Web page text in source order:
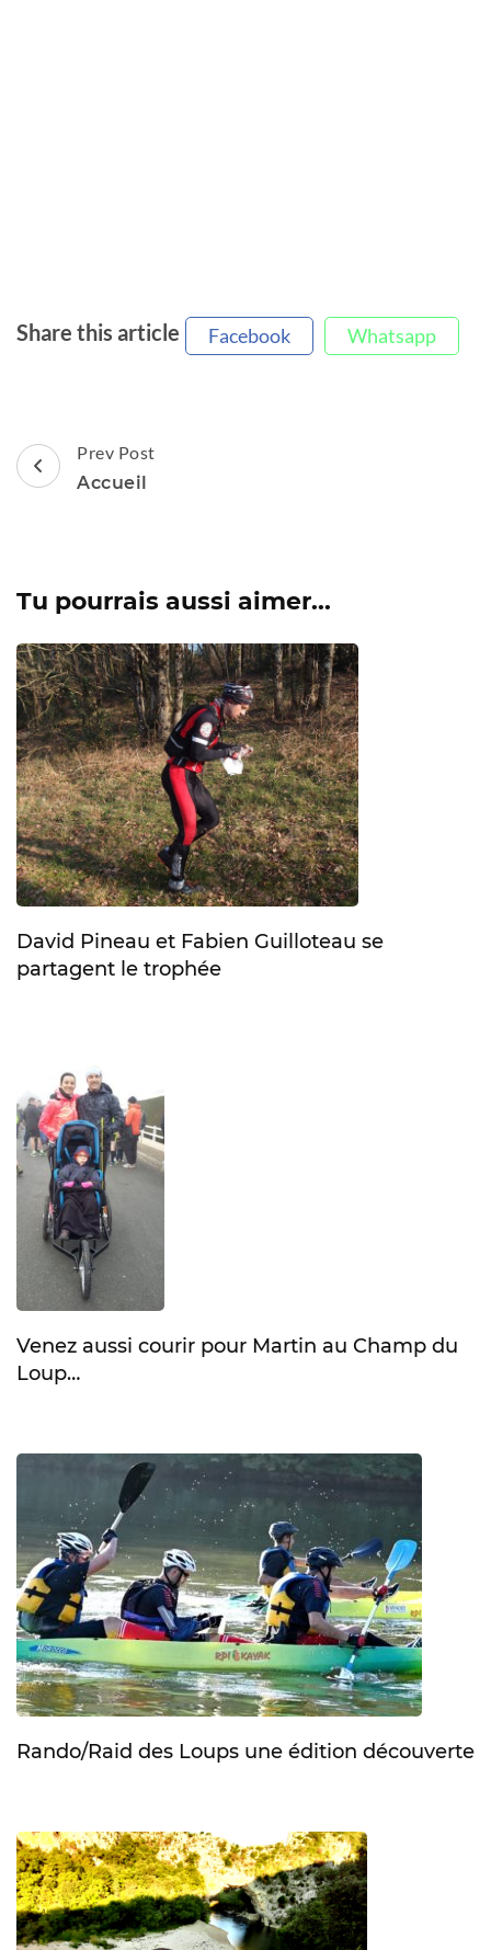
Share this article Facebook Whatsapp
Post
Navigation
Prev Post
Accueil
Tu pourrais aussi aimer...
David Pineau et Fabien Guilloteau se
partagent le trophée
Venez aussi courir pour Martin au Champ du
Loup…
Rando/Raid des Loups une édition découverte